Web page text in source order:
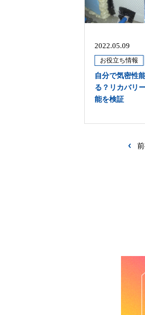
2022.05.09
お役立ち情報
自分で気密性
る？リカバリ
能を検証